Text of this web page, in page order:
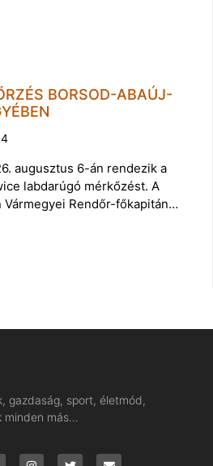
BORSOD-ABAÚJ-
augusztus 6-án rendezik a
labdarúgó mérkőzést. A
Rendőr-főkapitán…
gazdaság, sport, életmód,
minden más…